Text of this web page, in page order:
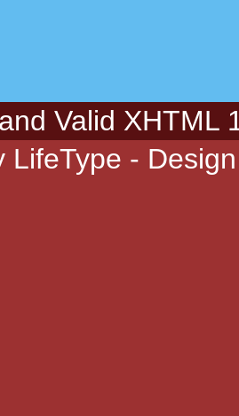
and Valid XHTML
LifeType -